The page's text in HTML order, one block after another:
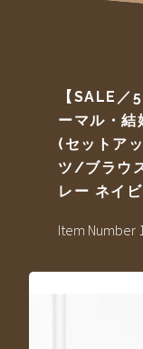
【SALE／
ーマル・結
(セットア
ツ/ブラウ
レー ネイ
Item Number